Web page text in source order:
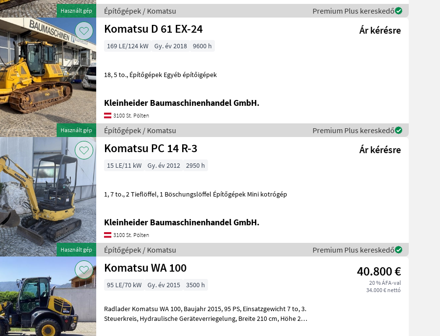
Használt gép Építőgépek / Komatsu Premium Plus kereskedő
Használt gép
Komatsu D 61 EX-24 Ár kérésre
169 LE/124 kW Gy. év 2018 9600 h
18, 5 to., Építőgépek Egyéb építőigépek
Kleinheider Baumaschinenhandel GmbH.
3100 St. Pölten
Építőgépek / Komatsu Premium Plus kereskedő
Használt gép
Komatsu PC 14 R-3 Ár kérésre
15 LE/11 kW Gy. év 2012 2950 h
1, 7 to., 2 Tieflöffel, 1 Böschungslöffel Építőgépek Mini kotrógép
Kleinheider Baumaschinenhandel GmbH.
3100 St. Pölten
Építőgépek / Komatsu Premium Plus kereskedő
Komatsu WA 100 40.800 €
20 % ÁFA-val
34.000 € nettó
95 LE/70 kW Gy. év 2015 3500 h
Radlader Komatsu WA 100, Baujahr 2015, 95 PS, Einsatzgewicht 7 to, 3.
Steuerkreis, Hydraulische Geräteverriegelung, Breite 210 cm, Höhe 288